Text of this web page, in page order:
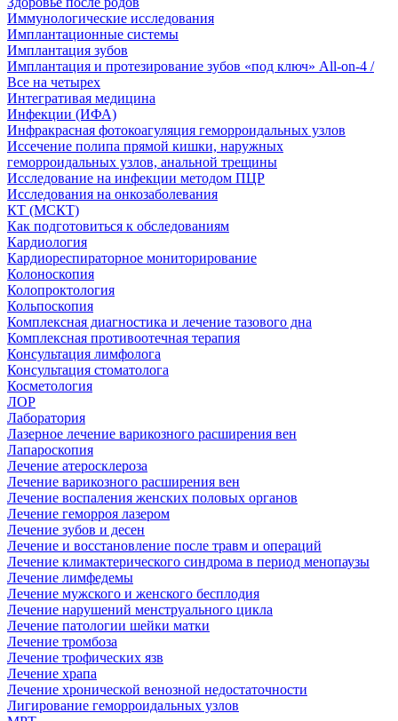
Иммунологические исследования
Имплантационные системы
Имплантация зубов
Имплантация и протезирование зубов «под ключ» All-on-4 /
Все на четырех
Интегративая медицина
Инфекции (ИФА)
Инфракрасная фотокоагуляция геморроидальных узлов
Иссечение полипа прямой кишки, наружных
геморроидальных узлов, анальной трещины
Исследование на инфекции методом ПЦР
Исследования на онкозаболевания
КТ (МСКТ)
Как подготовиться к обследованиям
Кардиология
Кардиореспираторное мониторирование
Колоноскопия
Колопроктология
Кольпоскопия
Комплексная диагностика и лечение тазового дна
Комплексная противоотечная терапия
Консультация лимфолога
Консультация стоматолога
Косметология
ЛОР
Лаборатория
Лазерное лечение варикозного расширения вен
Лапароскопия
Лечение атеросклероза
Лечение варикозного расширения вен
Лечение воспаления женских половых органов
Лечение геморроя лазером
Лечение зубов и десен
Лечение и восстановление после травм и операций
Лечение климактерического синдрома в период менопаузы
Лечение лимфедемы
Лечение мужского и женского бесплодия
Лечение нарушений менструального цикла
Лечение патологии шейки матки
Лечение тромбоза
Лечение трофических язв
Лечение храпа
Лечение хронической венозной недостаточности
Лигирование геморроидальных узлов